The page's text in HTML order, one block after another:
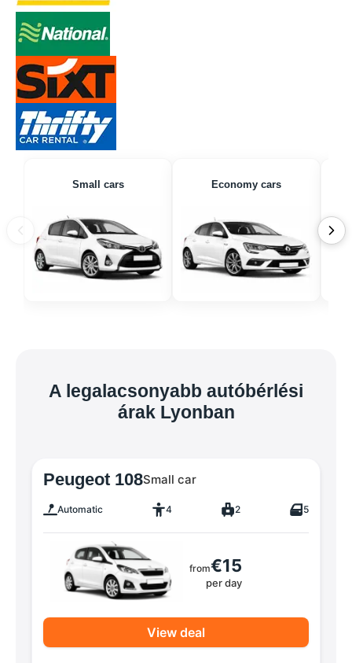
Small cars Economy cars
A legalacsonyabb autóbérlési
árak Lyonban
Peugeot 108Small car
Automatic 4 2 5
from€15
per day
View deal